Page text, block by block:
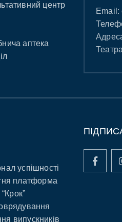
центр
аптека
Email:
успішності
платформа
випускників